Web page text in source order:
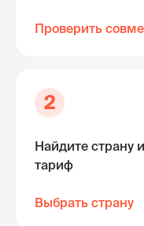
Проверить
2
Найдите страну
тариф
Выбрать страну